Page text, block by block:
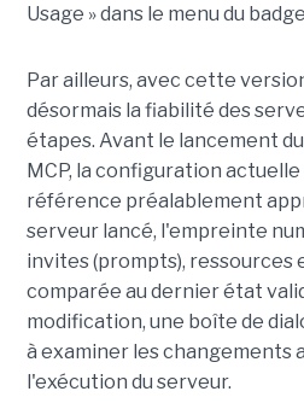
Usage » dans le menu du
Par ailleurs, avec cette
désormais la fiabilité des
étapes. Avant le lancement
MCP, la configuration
référence préalablement
serveur lancé, l'empreinte
invites (prompts),
comparée au dernier état
modification, une boîte de
à examiner les changements
l'exécution du serveur.